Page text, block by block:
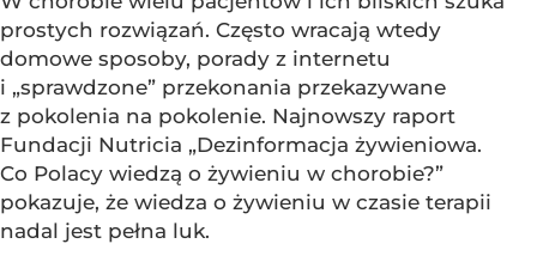
prostych rozwiązań. Często wracają wtedy
domowe sposoby, porady z internetu
i „sprawdzone” przekonania przekazywane
z pokolenia na pokolenie. Najnowszy raport
Fundacji Nutricia „Dezinformacja żywieniowa.
Co Polacy wiedzą o żywieniu w chorobie?”
pokazuje, że wiedza o żywieniu w czasie terapii
nadal jest pełna luk.